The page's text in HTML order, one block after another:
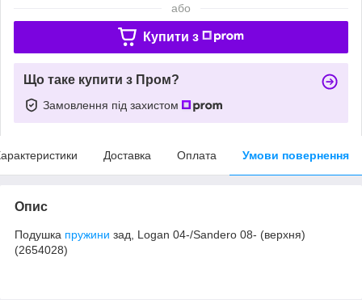
або
Купити з
Що таке купити з Пром?
Замовлення під захистом
Доставка Оплата Умови повернення
Опис
Подушка пружини зад, Logan 04-/Sandero 08- (верхня)
(2654028)